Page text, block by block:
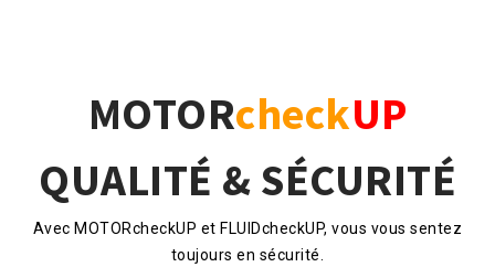
MOTORcheckUP
QUALITÉ & SÉCURITÉ
Avec MOTORcheckUP et FLUIDcheckUP, vous vous sentez
toujours en sécurité.